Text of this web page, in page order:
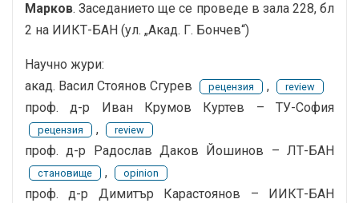
Марков. Заседанието ще се проведе в зала 228, бл
2 на ИИКТ-БАН (ул. „Акад. Г. Бончев“)
Научно жури:
акад. Васил Стоянов Сгурев
рецензия , review
проф. д-р Иван Крумов Куртев – ТУ-София
рецензия , review
проф. д-р Радослав Даков Йошинов – ЛТ-БАН
становище , opinion
проф. д-р Димитър Карастоянов – ИИКТ-БАН